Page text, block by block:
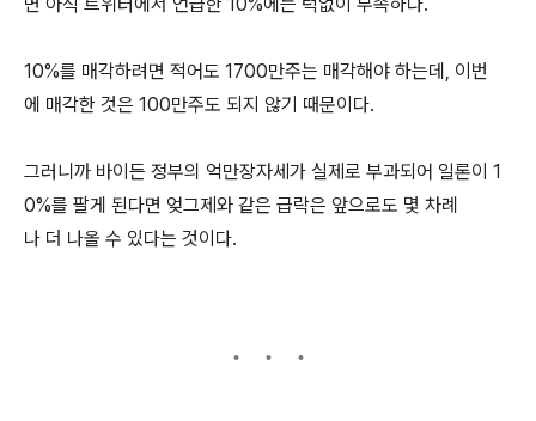
10%를 매각하려면 적어도 1700만주는 매각해야 하는데, 이번
에 매각한 것은 100만주도 되지 않기 때문이다.
그러니까 바이든 정부의 억만장자세가 실제로 부과되어 일론이 1
0%를 팔게 된다면 엊그제와 같은 급락은 앞으로도 몇 차례
나 더 나올 수 있다는 것이다.